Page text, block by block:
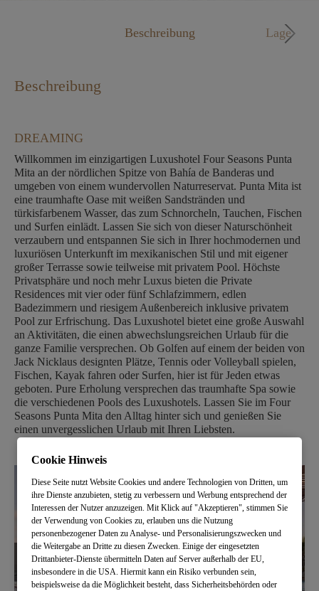
Beschreibung Lage
Beschreibung
DREAMING
Willkommen im einzigartigen Luxushotel Four Seasons Punta
Mita an der nördlichen Spitze von Bahía de Banderas und
umgeben von einem wundervollen Naturreservat. Punta Mita ist
eine traumhafte Oase mit weißen Sandstränden und
türkisfarbenem Wasser, das zum Schnorcheln, Tauchen, Fischen
und Surfen einlädt. Lassen Sie sich von dieser Naturschönheit
verzaubern und entspannen Sie sich in Ihrer hochmodernen und
luxuriösen Unterkunft im mexikanischen Stil und mit eigener
großer Terrasse sowie teilweise mit privatem Pool. Höchste
Privatsphäre und noch mehr Luxus bieten die Private
Residences mit vier oder fünf Schlafzimmern, edlen
Badezimmern und riesigem Außenbereich inklusive privatem
Pool zur Erfrischung. Das Luxushotel bietet eine große Auswahl
an Aktivitäten, die einen abwechslungsreichen Urlaub für die
ganze Familie versprechen. Ob Golfen auf einem der beiden von
Jack Nicklaus designten Plätze, Tennis oder Volleyball spielen,
Fischen, Kayak fahren oder Surfen, hier ist für Jeden etwas
geboten. Pure Erholung versprechen das traumhafte Spa sowie
die verschiedenen Pools des Luxushotels. Lassen Sie im Four
Seasons Punta Mita den Alltag hinter sich und genießen Sie
einen unvergesslichen Urlaub mit Ihren Liebsten.
Cookie Hinweis
Diese Seite nutzt Website Cookies und andere Technologien von Dritten, um
ihre Dienste anzubieten, stetig zu verbessern und Werbung entsprechend der
Interessen der Nutzer anzuzeigen. Mit Klick auf "Akzeptieren", stimmen Sie
der Verwendung von Cookies zu, erlauben uns die Nutzung
personenbezogener Daten zu Analyse- und Personalisierungszwecken und
die Weitergabe an Dritte zu diesen Zwecken. Einige der eingesetzten
Drittanbieter-Dienste übermitteln Daten auf Server außerhalb der EU,
insbesondere in die USA. Hiermit kann ein Risiko verbunden sein,
beispielsweise da die Möglichkeit besteht, dass Sicherheitsbehörden oder